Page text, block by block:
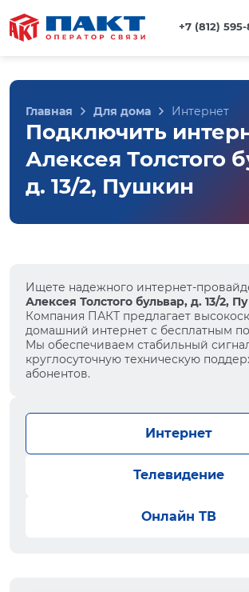
+7 (812) 595-
Главная Для дома Интернет
Подключить
Алексея Толстого
д. 13/2, Пушкин
Ищете надежного интернет-
Алексея Толстого бульвар, д. 13/2,
Компания ПАКТ предлагает
домашний интернет с бесплатным
Мы обеспечиваем стабильный
круглосуточную техническую
абонентов.
Интернет
Телевидение
Онлайн ТВ